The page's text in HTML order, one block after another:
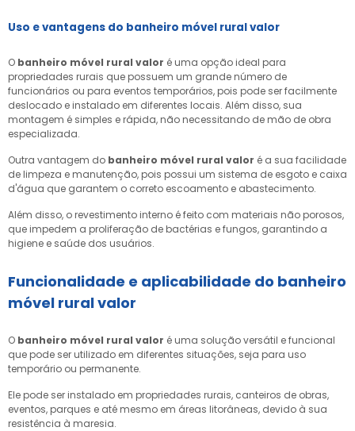
Uso e vantagens do banheiro móvel rural valor
O banheiro móvel rural valor é uma opção ideal para
propriedades rurais que possuem um grande número de
funcionários ou para eventos temporários, pois pode ser facilmente
deslocado e instalado em diferentes locais. Além disso, sua
montagem é simples e rápida, não necessitando de mão de obra
especializada.
Outra vantagem do banheiro móvel rural valor é a sua facilidade
de limpeza e manutenção, pois possui um sistema de esgoto e caixa
d'água que garantem o correto escoamento e abastecimento.
Além disso, o revestimento interno é feito com materiais não porosos,
que impedem a proliferação de bactérias e fungos, garantindo a
higiene e saúde dos usuários.
Funcionalidade e aplicabilidade do banheiro
móvel rural valor
O banheiro móvel rural valor é uma solução versátil e funcional
que pode ser utilizado em diferentes situações, seja para uso
temporário ou permanente.
Ele pode ser instalado em propriedades rurais, canteiros de obras,
eventos, parques e até mesmo em áreas litorâneas, devido à sua
resistência à maresia.